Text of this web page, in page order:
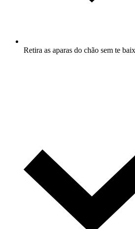
Retira as aparas do chão sem te